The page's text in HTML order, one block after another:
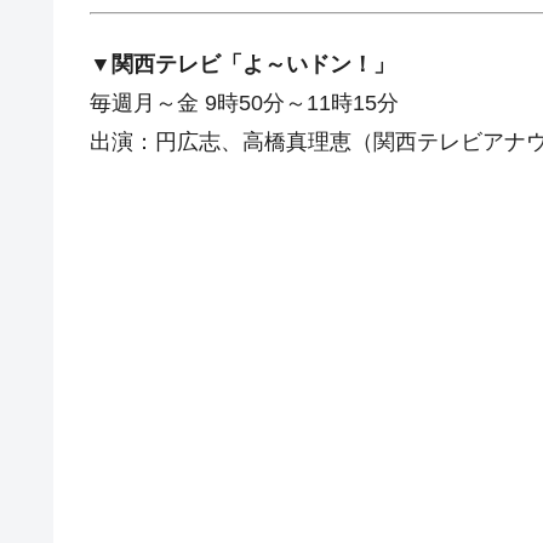
▼関西テレビ「よ～いドン！」
毎週月～金 9時50分～11時15分
出演：円広志、高橋真理恵（関西テレビアナ